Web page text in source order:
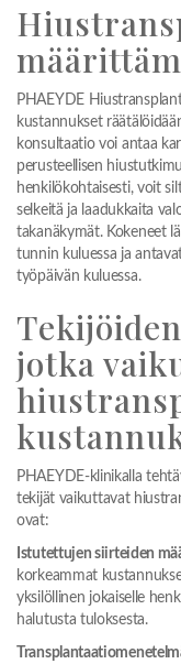
PHAEYDE
kustannukset
konsultaatio voi antaa
perusteellisen
henkilökohtaisesti, voit
selkeitä ja laadukkaita
takanäkymät. Kokeneet
tunnin kuluessa ja
työpäivän kuluessa.
jotka
PHAEYDE-klinikalla
tekijät vaikuttavat
ovat:
Istutettujen siirteiden
korkeammat
yksilöllinen jokaiselle
halutusta tuloksesta.